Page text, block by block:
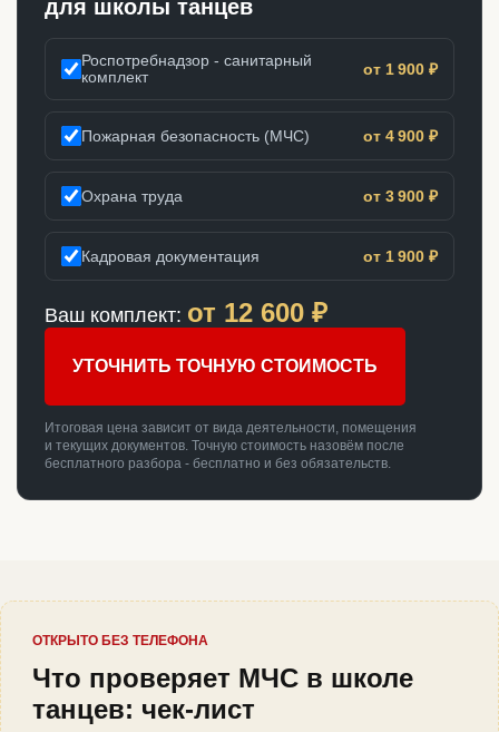
для школы танцев
Роспотребнадзор - санитарный
комплект
от 1 900 ₽
Пожарная безопасность (МЧС) от 4 900 ₽
Охрана труда от 3 900 ₽
Кадровая документация от 1 900 ₽
Ваш комплект: от 12 600 ₽
УТОЧНИТЬ ТОЧНУЮ СТОИМОСТЬ
Итоговая цена зависит от вида деятельности, помещения
и текущих документов. Точную стоимость назовём после
бесплатного разбора - бесплатно и без обязательств.
ОТКРЫТО БЕЗ ТЕЛЕФОНА
Что проверяет МЧС в школе
танцев: чек-лист